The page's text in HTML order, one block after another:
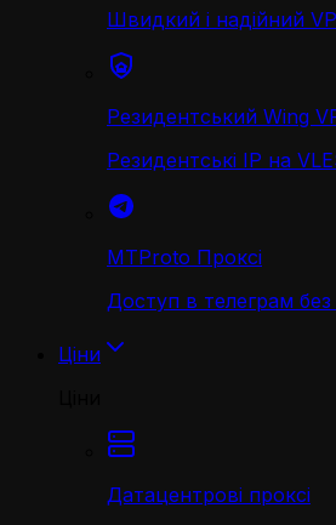
Швидкий і надійний
Резидентський Wing
Резидентські IP на
MTProto Проксі
Доступ в телеграм
Ціни
Датацентрові проксі